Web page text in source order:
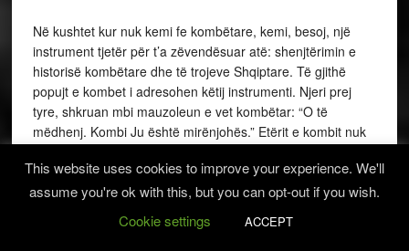
Në kushtet kur nuk kemi fe kombëtare, kemi, besoj, një
instrument tjetër për t’a zëvendësuar atë: shenjtërimin e
historisë kombëtare dhe të trojeve Shqiptare. Të gjithë
popujt e kombet i adresohen këtij instrumenti. Njeri prej
tyre, shkruan mbi mauzoleun e vet kombëtar: “O të
mëdhenj. Kombi Ju është mirënjohës.” Etërit e kombit nuk
besueshmëri politike, por sipas kontributeve për kombet e
tyre. Kombin e sjell më afër një monument lavdie
kombëtare, sesa qindra kisha apo xhami. Monumenti i
Pavarësisë në Vlorë është një i tillë që, thuajse me fuqi
This website uses cookies to improve your experience. We'll
assume you're ok with this, but you can opt-out if you wish.
Cookie settings
ACCEPT